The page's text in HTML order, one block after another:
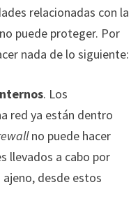
relacionadas con la
puede proteger. Por
nada de lo siguiente:
. Los
red ya están dentro
no puede hacer
llevados a cabo por
desde estos